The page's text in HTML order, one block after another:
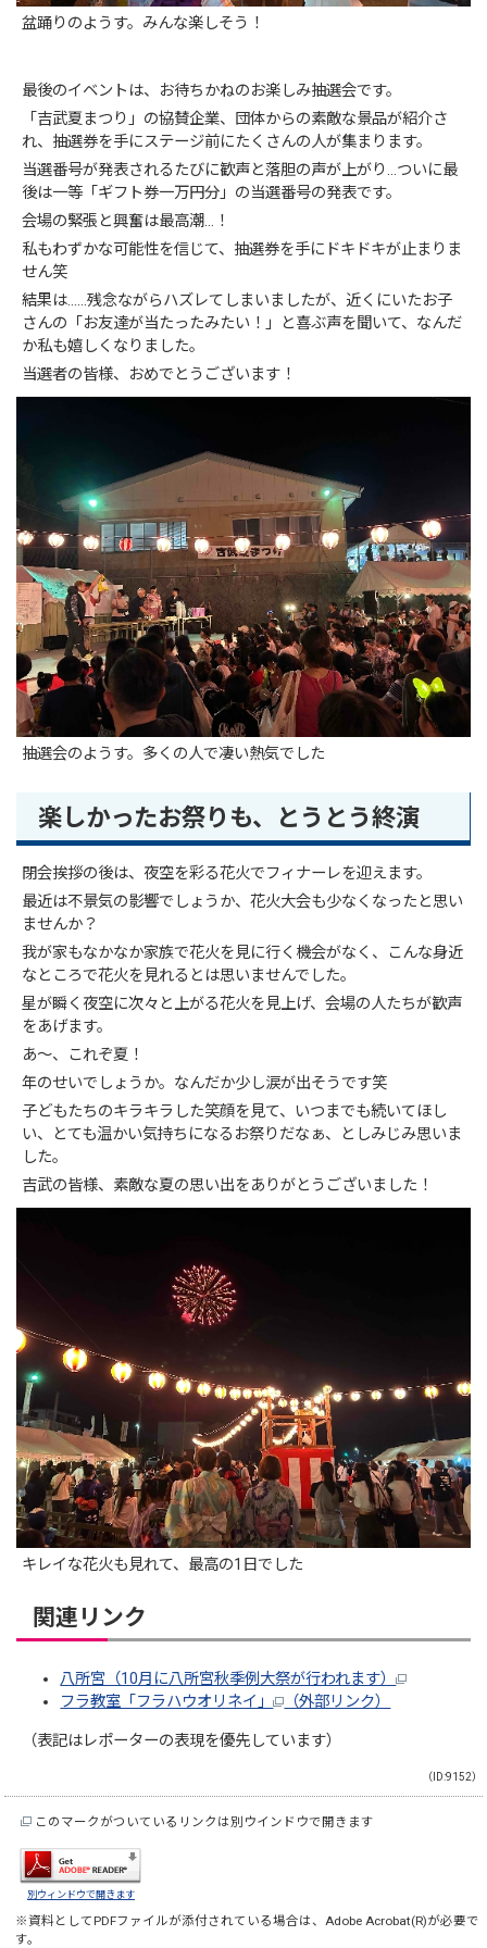
盆踊りのようす。みんな楽しそう！
最後のイベントは、お待ちかねのお楽しみ抽選会です。
「吉武夏まつり」の協賛企業、団体からの素敵な景品が紹介さ
れ、抽選券を手にステージ前にたくさんの人が集まります。
当選番号が発表されるたびに歓声と落胆の声が上がり…ついに最
後は一等「ギフト券一万円分」の当選番号の発表です。
会場の緊張と興奮は最高潮…！
私もわずかな可能性を信じて、抽選券を手にドキドキが止まりま
せん笑
結果は……残念ながらハズレてしまいましたが、近くにいたお子
さんの「お友達が当たったみたい！」と喜ぶ声を聞いて、なんだ
か私も嬉しくなりました。
当選者の皆様、おめでとうございます！
抽選会のようす。多くの人で凄い熱気でした
楽しかったお祭りも、とうとう終演
閉会挨拶の後は、夜空を彩る花火でフィナーレを迎えます。
最近は不景気の影響でしょうか、花火大会も少なくなったと思い
ませんか？
我が家もなかなか家族で花火を見に行く機会がなく、こんな身近
なところで花火を見れるとは思いませんでした。
星が瞬く夜空に次々と上がる花火を見上げ、会場の人たちが歓声
をあげます。
あ〜、これぞ夏！
年のせいでしょうか。なんだか少し涙が出そうです笑
子どもたちのキラキラした笑顔を見て、いつまでも続いてほし
い、とても温かい気持ちになるお祭りだなぁ、としみじみ思いま
した。
吉武の皆様、素敵な夏の思い出をありがとうございました！
キレイな花火も見れて、最高の1日でした
関連リンク
八所宮（10月に八所宮秋季例大祭が行われます）
フラ教室「フラハウオリネイ」
（外部リンク）
（表記はレポーターの表現を優先しています）
（ID:9152）
このマークがついているリンクは別ウインドウで開きます
別ウィンドウで開きます
※資料としてPDFファイルが添付されている場合は、 Adobe Acrobat(R)が必要で
す。